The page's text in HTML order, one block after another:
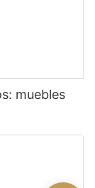
muebles